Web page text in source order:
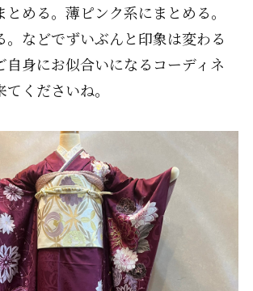
める。薄ピンク系にまとめる。
。などでずいぶんと印象は変わる
自身にお似合いになるコーディネ
くださいね。